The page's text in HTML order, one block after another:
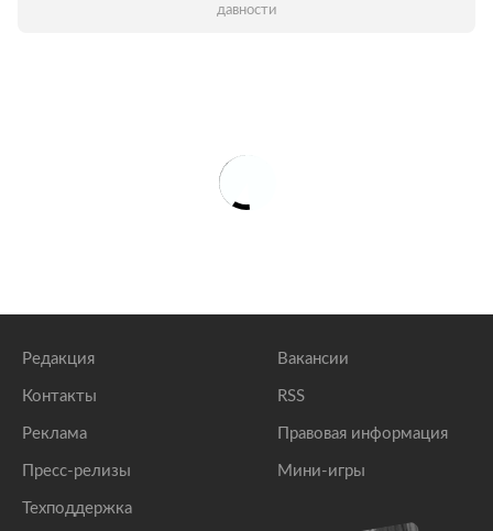
давности
Редакция
Контакты
Реклама
Пресс-релизы
Техподдержка
Вакансии
RSS
Правовая информация
Мини-игры